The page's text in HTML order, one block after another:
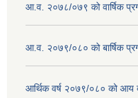
आ.व. २०७८/०७९ को वार्षिक
आ.व. २०७९/०८० को बार्षिक
आर्थिक वर्ष २०७९/०८० को आय